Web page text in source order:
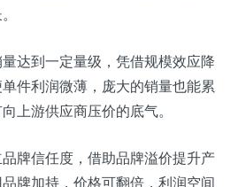
到一定量级，凭借规模效应降
件利润微薄，庞大的销量也能累
上游供应商压价的底气。
信任度，借助品牌溢价提升产
牌加持，价格可翻倍，利润空间